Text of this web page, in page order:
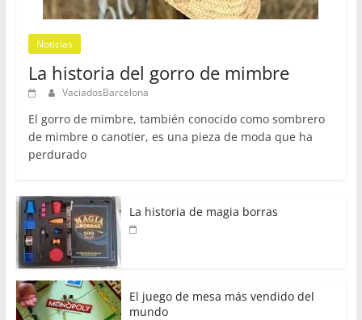
Noticias
La historia del gorro de mimbre
VaciadosBarcelona
El gorro de mimbre, también conocido como sombrero
de mimbre o canotier, es una pieza de moda que ha
perdurado
La historia de magia borras
El juego de mesa más vendido del
mundo